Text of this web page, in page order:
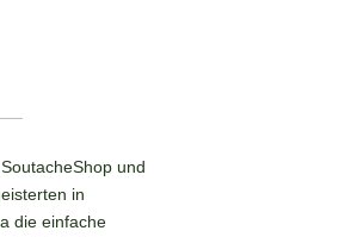
und
in
die einfache